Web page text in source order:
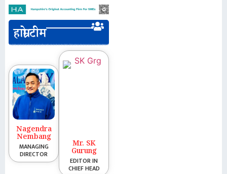
हाम्रो टीम
Nagendra
Nembang
MANAGING
DIRECTOR
Mr. SK
Gurung
EDITOR IN
CHIEF HEAD